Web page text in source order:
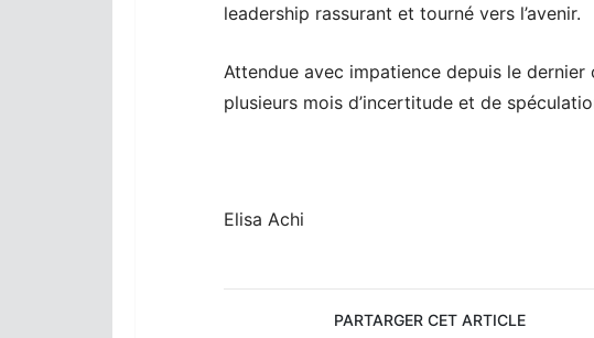
leadership rassurant et tourné vers l’avenir.
Attendue avec impatience depuis le
plusieurs mois d’incertitude et de
Elisa Achi
PARTARGER CET ARTICLE